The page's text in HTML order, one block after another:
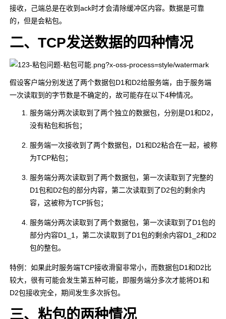
接收，己端总是在收到ack时才会清除缓冲区内容。数据是可靠
的，但是会粘包。
二、TCP发送数据的四种情况
假设客户端分别发送了两个数据包D1和D2给服务端，由于服务端
一次读取到的字节数是不确定的，故可能存在以下4种情况。
服务端分两次读取到了两个独立的数据包，分别是D1和D2，
没有粘包和拆包；
服务端一次接收到了两个数据包，D1和D2粘合在一起，被称
为TCP粘包；
服务端分两次读取到了两个数据包，第一次读取到了完整的
D1包和D2包的部分内容，第二次读取到了D2包的剩余内
容，这被称为TCP拆包；
服务端分两次读取到了两个数据包，第一次读取到了D1包的
部分内容D1_1，第二次读取到了D1包的剩余内容D1_2和D2
包的整包。
特例：如果此时服务端TCP接收滑窗非常小，而数据包D1和D2比
较大，很有可能会发生第五种可能，即服务端分多次才能将D1和
D2包接收完全，期间发生多次拆包。
三、粘包的两种情况